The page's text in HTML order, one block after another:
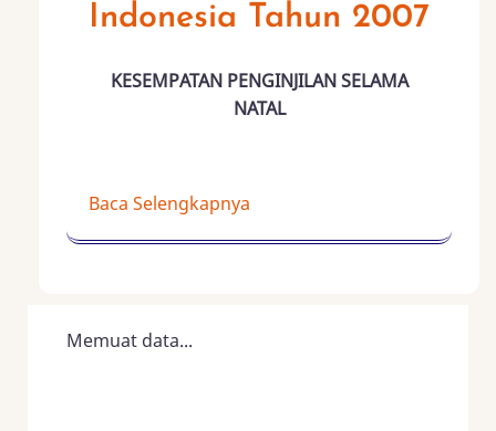
Indonesia Tahun 2007
KESEMPATAN PENGINJILAN SELAMA
NATAL
Baca Selengkapnya
Memuat data...